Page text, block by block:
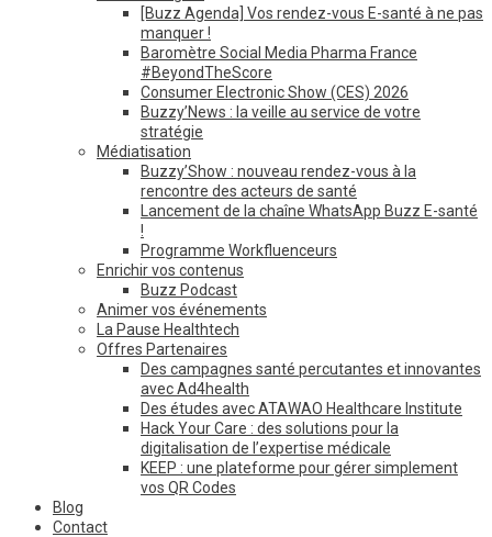
[Buzz Agenda] Vos rendez-vous E-santé à ne pas
manquer !
Baromètre Social Media Pharma France
#BeyondTheScore
Consumer Electronic Show (CES) 2026
Buzzy’News : la veille au service de votre
stratégie
Médiatisation
Buzzy’Show : nouveau rendez-vous à la
rencontre des acteurs de santé
Lancement de la chaîne WhatsApp Buzz E-santé
!
Programme Workfluenceurs
Enrichir vos contenus
Buzz Podcast
Animer vos événements
La Pause Healthtech
Offres Partenaires
Des campagnes santé percutantes et innovantes
avec Ad4health
Des études avec ATAWAO Healthcare Institute
Hack Your Care : des solutions pour la
digitalisation de l’expertise médicale
KEEP : une plateforme pour gérer simplement
vos QR Codes
Blog
Contact